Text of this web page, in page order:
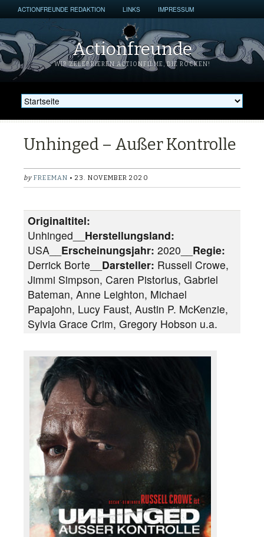
ACTIONFREUNDE REDAKTION LINKS IMPRESSUM
Actionfreunde
WIR ZELEBRIEREN ACTIONFILME, DIE ROCKEN!
Unhinged – Außer Kontrolle
by FREEMAN • 23. NOVEMBER 2020
Originaltitel:
Unhinged__ Herstellungsland:
USA__ Erscheinungsjahr: 2020__ Regie:
Derrick Borte__ Darsteller: Russell Crowe,
Jimmi Simpson, Caren Pistorius, Gabriel
Bateman, Anne Leighton, Michael
Papajohn, Lucy Faust, Austin P. McKenzie,
Sylvia Grace Crim, Gregory Hobson u.a.